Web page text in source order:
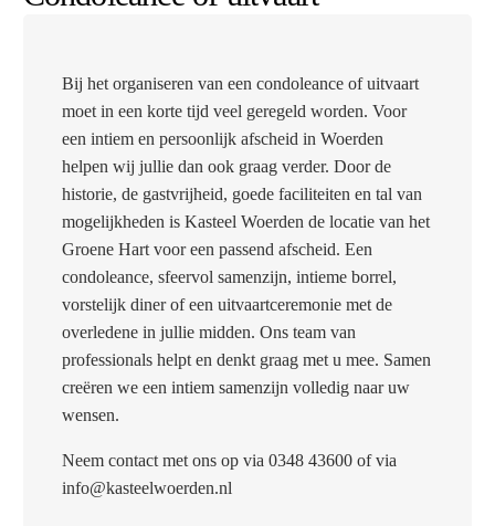
Bij het organiseren van een condoleance of uitvaart
moet in een korte tijd veel geregeld worden. Voor
een intiem en persoonlijk afscheid in Woerden
helpen wij jullie dan ook graag verder. Door de
historie, de gastvrijheid, goede faciliteiten en tal van
mogelijkheden is Kasteel Woerden de locatie van het
Groene Hart voor een passend afscheid. Een
condoleance, sfeervol samenzijn, intieme borrel,
vorstelijk diner of een uitvaartceremonie met de
overledene in jullie midden. Ons team van
professionals helpt en denkt graag met u mee. Samen
creëren we een intiem samenzijn volledig naar uw
wensen.
Neem contact met ons op via 0348 43600 of via
info@kasteelwoerden.nl